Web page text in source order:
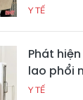
Y TẾ
Phát
lao phổi
Y TẾ